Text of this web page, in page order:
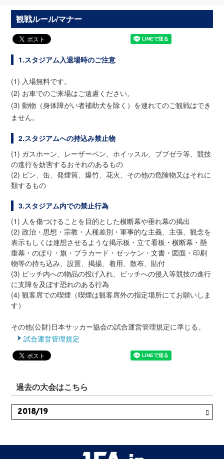
観戦ルール/マナー
1.スタジアム入退場時のご注意
(1) 入場無料です。
(2) お車でのご来場はご遠慮ください。
(3) 動物（身体障がい者補助犬を除く）を連れてのご観戦はでき
ません。
2.スタジアムへの持込み禁止物
(1) ガスホーン、レーザーペン、ホイッスル、ブブゼラ等、競技
の進行を妨害するおそれのあるもの
(2) ビン、缶、発煙筒、爆竹、花火、その他の危険物又はそれに
類するもの
3.スタジアム内での禁止行為
(1) 人を傷つけることを目的とした横断幕や垂れ幕の掲出
(2) 政治・思想・宗教・人種差別・軍事的な主義、主張、観念を
表示もしくは連想させるような掲示板・立て看板・横断幕・懸
垂幕・のぼり・旗・プラカード・ゼッケン・文書・図面・印刷
物等の持ち込み、設置、掲揚、着用、散布、貼付
(3) ピッチ内への物品の投げ入れ、ピッチへの侵入等競技の進行
に支障を及ぼす恐れのある行為
(4) 観客席での喫煙（喫煙は観客席外の指定場所にてお願いしま
す）
その他(公財)日本サッカー協会の試合運営管理規定に準じる。
試合運営管理規定
過去の大会はこちら